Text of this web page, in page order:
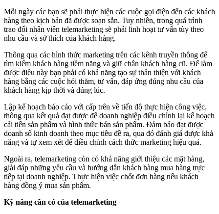
Mỗi ngày các bạn sẽ phải thực hiện các cuộc gọi điện đến các khách
hàng theo kịch bản đã được soạn sẵn. Tuy nhiên, trong quá trình
trao đổi nhân viên telemarketing sẽ phải linh hoạt tư vấn tùy theo
nhu cầu và sở thích của khách hàng.
Thông qua các hình thức marketing trên các kênh truyền thông để
tìm kiếm khách hàng tiềm năng và giữ chân khách hàng cũ. Để làm
được điều này bạn phải có khả năng tạo sự thân thiện với khách
hàng bằng các cuộc hỏi thăm, tư vấn, đáp ứng đúng nhu cầu của
khách hàng kịp thời và đúng lúc.
Lập kế hoạch báo cáo với cấp trên về tiến độ thực hiện công việc,
thông qua kết quả đạt được để doanh nghiệp điều chỉnh lại kế hoạch
cải tiến sản phẩm và hình thức bán sản phẩm. Đảm bảo đạt được
doanh số kinh doanh theo mục tiêu đề ra, qua đó đánh giá được khả
năng và tự xem xét để điều chỉnh cách thức marketing hiệu quả.
Ngoài ra, telemarketing còn có khả năng giới thiệu các mặt hàng,
giải đáp những yêu cầu và hướng dẫn khách hàng mua hàng trực
tiếp tại doanh nghiệp. Thực hiện việc chốt đơn hàng nếu khách
hàng đồng ý mua sản phẩm.
Kỹ năng cần có của telemarketing